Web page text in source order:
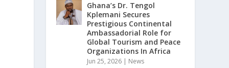
Ghana’s Dr. Tengol
Kplemani Secures
Prestigious Continental
Ambassadorial Role for
Global Tourism and Peace
Organizations In Africa
Jun 25, 2026 | News